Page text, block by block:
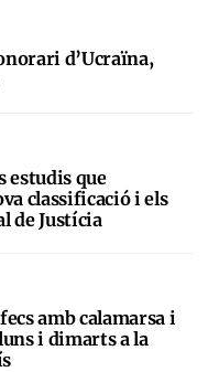
d’Ucraïna,
estudis que
classificació i els
de Justícia
amb calamarsa i
i dimarts a la